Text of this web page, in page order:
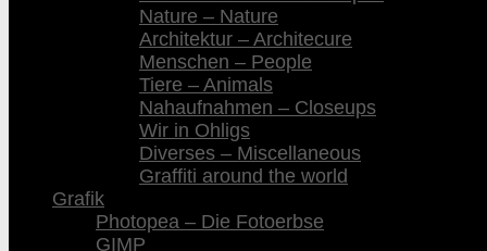
Nature – Nature
Architektur – Architecure
Menschen – People
Tiere – Animals
Nahaufnahmen – Closeups
Wir in Ohligs
Diverses – Miscellaneous
Graffiti around the world
Grafik
Photopea – Die Fotoerbse
GIMP